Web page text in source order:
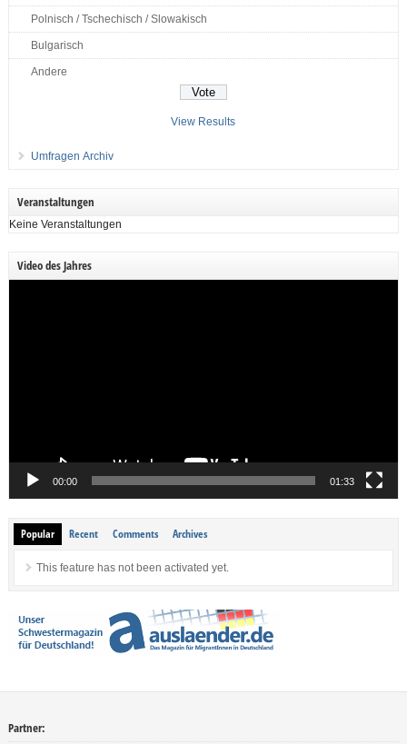
Polnisch / Tschechisch / Slowakisch
Bulgarisch
Andere
View Results
Umfragen Archiv
Veranstaltungen
Keine Veranstaltungen
Video des Jahres
00:00 01:33
Popular Recent Comments Archives
This feature has not been activated yet.
Partner: